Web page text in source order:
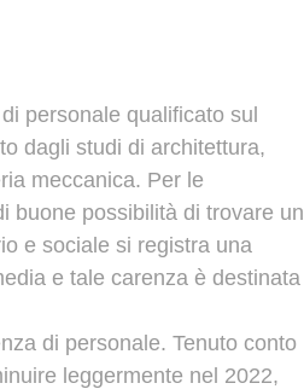
di personale qualificato sul
dagli studi di architettura,
meccanica. Per le
buone possibilità di trovare un
e sociale si registra una
e tale carenza è destinata
di personale.Tenuto conto
leggermente nel 2022,